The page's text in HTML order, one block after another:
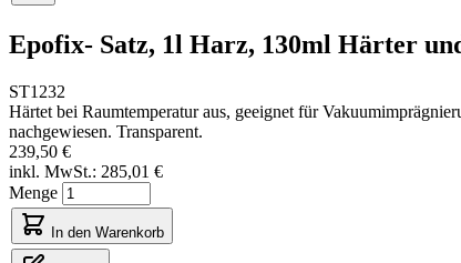
Epofix- Satz, 1l Harz, 130ml Härter
ST1232
Härtet bei Raumtemperatur aus, geeignet für
nachgewiesen. Transparent.
239,50 €
inkl. MwSt.: 285,01 €
Menge
In den Warenkorb